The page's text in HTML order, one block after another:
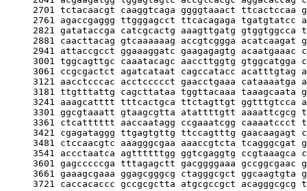
2701 tctacaacgt caaggtcaga ggggtaaact ttcactccaa
2761 agaccgaggg ttgggagcct ttcacagaga tgatgtatcc
2821 gatataccga catcgcactg aaagttgatg gtggtggcca
2881 caacttacag gtcaaaaaag accgtcggga acatcaagat
2941 attaccgcct ggaaaggatc gaagagagtg acaatgaaac
3001 tggcagttgc caaatacagc aaccttggtg gtggcatgga
3061 ccgcgactct agatcataat cagccatacc acatttgtag
3121 aacctcccac acctccccct gaacctgaaa cataaaatga
3181 ttgtttattg cagcttataa tggttacaaa taaagcaata
3241 aaagcatttt tttcactgca ttctagttgt ggtttgtcca
3301 ggcgtaaatt gtaagcgtta atattttgtt aaaattcgcg
3361 ctcatttttt aaccaatagg ccgaaatcgg caaaatccct
3421 cgagataggg ttgagtgttg ttccagtttg gaacaagagt
3481 ctccaacgtc aaagggcgaa aaaccgtcta tcagggcgat
3541 accctaatca agttttttgg ggtcgaggtg ccgtaaagca
3601 gagcccccga tttagagctt gacggggaaa gccggcgaac
3661 gaaagcgaaa ggagcgggcg ctagggcgct ggcaagtgta
3721 caccacaccc gccgcgctta atgcgccgct acagggcgcg